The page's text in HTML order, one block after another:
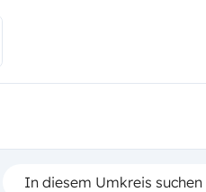
In diesem Umkreis suchen